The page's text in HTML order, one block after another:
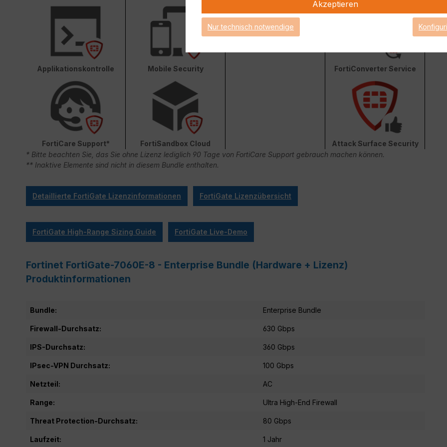
Applikationskontrolle Mobile Security FortiConverter Service
FortiCare Support* FortiSandbox Cloud
Attack Surface Security
* Bitte beachten Sie, das Sie ohne Lizenz lediglich 90 Tage von FortiCare Support gebrauch machen können.
** Inaktive Elemente sind nicht in diesem Bundle enthalten.
Detaillierte FortiGate Lizenzinformationen FortiGate Lizenzübersicht
FortiGate High-Range Sizing Guide FortiGate Live-Demo
Fortinet FortiGate-7060E-8 - Enterprise Bundle (Hardware + Lizenz)
Produktinformationen
Bundle: Enterprise Bundle
Firewall-Durchsatz: 630 Gbps
IPS-Durchsatz: 360 Gbps
IPsec-VPN Durchsatz: 100 Gbps
Netzteil: AC
Range: Ultra High-End Firewall
Threat Protection-Durchsatz: 80 Gbps
Laufzeit: 1 Jahr
Akzeptieren
Nur technisch notwendige